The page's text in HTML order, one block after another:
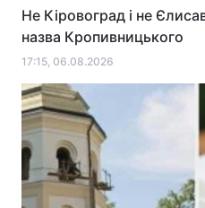
Не Кіровоград і не
назва Кропивницького
17:15, 06.08.2026